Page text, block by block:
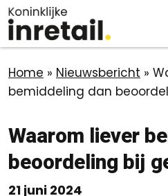
Home » Nieuwsbericht »
bemiddeling dan
Waarom liever
beoordeling bij
21 juni 2024